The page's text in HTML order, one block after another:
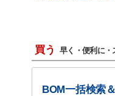
買う 早く・便利に・
BOM一括検索